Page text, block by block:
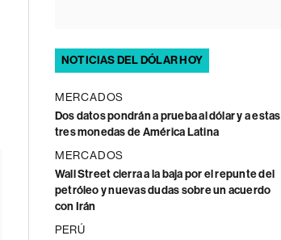
NOTICIAS DEL DÓLAR HOY
MERCADOS
Dos datos pondrán a prueba al dólar y a estas
tres monedas de América Latina
MERCADOS
Wall Street cierra a la baja por el repunte del
petróleo y nuevas dudas sobre un acuerdo
con Irán
PERÚ